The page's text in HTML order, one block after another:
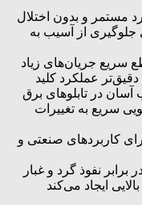
مستمر و بدون اختلال
از آسیب به
عملکرد کلید
در تابلوهای برق
سریع به تغییرات
مناسب برای کاربردهای صنعتی و